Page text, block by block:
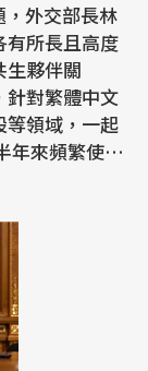
外交部長林
有所長且高度
生夥伴關
針對繁體中文
等領域，一起